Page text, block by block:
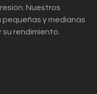
Nuestros
y medianas
rendimiento.